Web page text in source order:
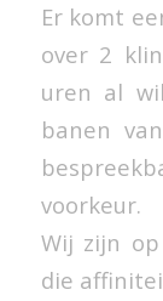
Er komt
over 2
uren al
banen
voorkeur.
Wij zijn
die